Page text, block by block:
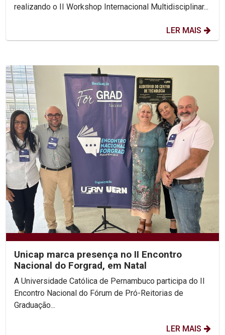
realizando o II Workshop Internacional Multidisciplinar...
LER MAIS
Unicap marca presença no II Encontro
Nacional do Forgrad, em Natal
A Universidade Católica de Pernambuco participa do II
Encontro Nacional do Fórum de Pró-Reitorias de
Graduação...
LER MAIS